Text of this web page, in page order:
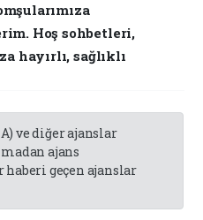
Hoş sohbetleri,
hayırlı, sağlıklı
ve diğer ajanslar
ajans
geçen ajanslar